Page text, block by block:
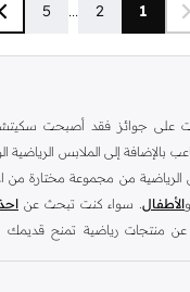
1
2
...
5
على جوائز فقد أصبحت
بالإضافة إلى الملابس
الرياضية من مجموعة مختارة من
والأطفال . سواء كنت تبحث عن
منتجات رياضية تمنح قديمك
اسنيكر الرياضية من ماركات